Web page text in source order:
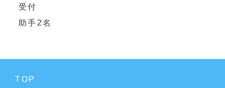
受付
助手2名
TOP